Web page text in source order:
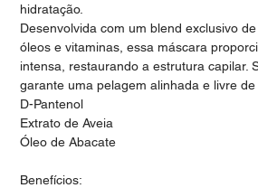
hidratação.
Desenvolvida com um blend exclusivo
óleos e vitaminas, essa máscara
intensa, restaurando a estrutura capilar.
garante uma pelagem alinhada e livre
D-Pantenol
Extrato de Aveia
Óleo de Abacate
Benefícios: